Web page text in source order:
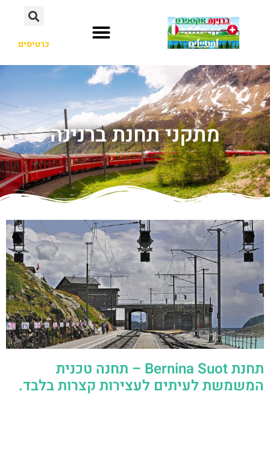
כרטיסים
מתקני תחנת ברנינה
תחנת Bernina Suot – תחנה טכנית
המשמשת לעיתים לעצירות קצרות בלבד.